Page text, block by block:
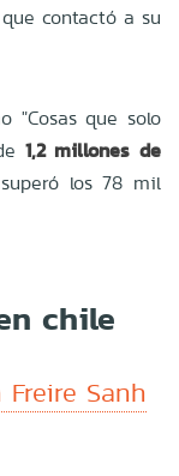
contactó a su
"Cosas que solo
1,2 millones de
los 78 mil
chile
Sanh